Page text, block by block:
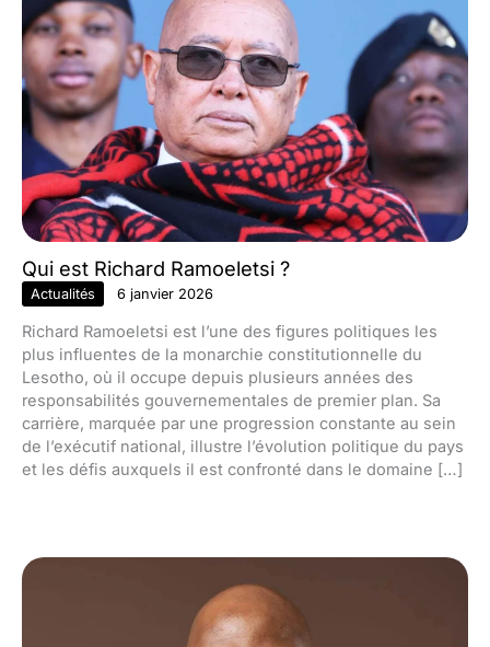
Qui est Richard Ramoeletsi ?
Actualités 6 janvier 2026
Richard Ramoeletsi est l’une des figures politiques les
plus influentes de la monarchie constitutionnelle du
Lesotho, où il occupe depuis plusieurs années des
responsabilités gouvernementales de premier plan. Sa
carrière, marquée par une progression constante au sein
de l’exécutif national, illustre l’évolution politique du pays
et les défis auxquels il est confronté dans le domaine […]